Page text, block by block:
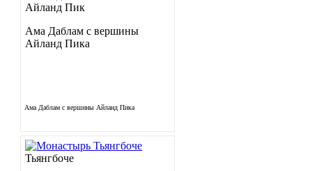
Айланд Пик
Ама Даблам с вершины
Айланд Пика
Ама Даблам с вершины Айланд Пика
Тьянгбоче